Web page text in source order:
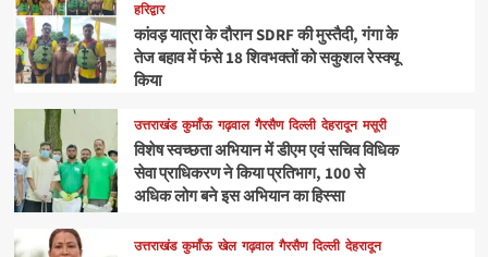
हरिद्वार
कांवड़ यात्रा के दौरान SDRF की मुस्तैदी, गंगा के
तेज बहाव में फंसे 18 शिवभक्तों को सकुशल रेस्क्यू
किया
उत्तराखंड कुमाँऊ गढ़वाल गैरसैण दिल्ली देहरादून मसूरी
विशेष स्वच्छता अभियान में डीएम एवं सचिव विधिक
सेवा प्राधिकरण ने किया प्रतिभाग, 100 से
अधिक लोग बने इस अभियान का हिस्सा
उत्तराखंड कुमाँऊ खेल गढ़वाल गैरसैण दिल्ली देहरादून